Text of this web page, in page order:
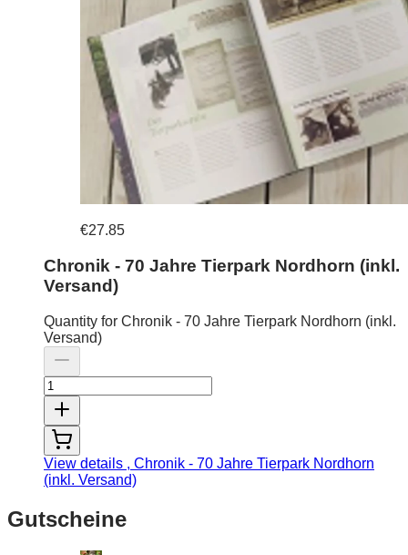
€27.85
Chronik - 70 Jahre Tierpark Nordhorn (inkl.
Versand)
Quantity for Chronik - 70 Jahre Tierpark Nordhorn (inkl.
Versand)
View details , Chronik - 70 Jahre Tierpark Nordhorn
(inkl. Versand)
Gutscheine